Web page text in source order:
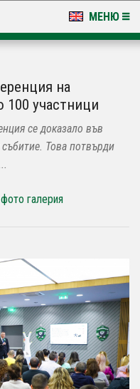
МЕНЮ
на
100 участници
се доказало във
Това потвърди
фото галерия